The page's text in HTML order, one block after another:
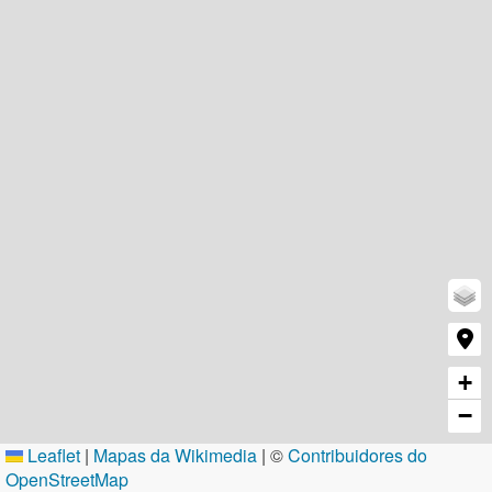
+
−
Leaflet | Mapas da Wikimedia | ©Contribuidores do
OpenStreetMap